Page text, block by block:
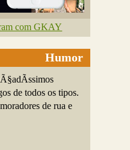
com GKAY
Humor
de todos os tipos.
de rua e